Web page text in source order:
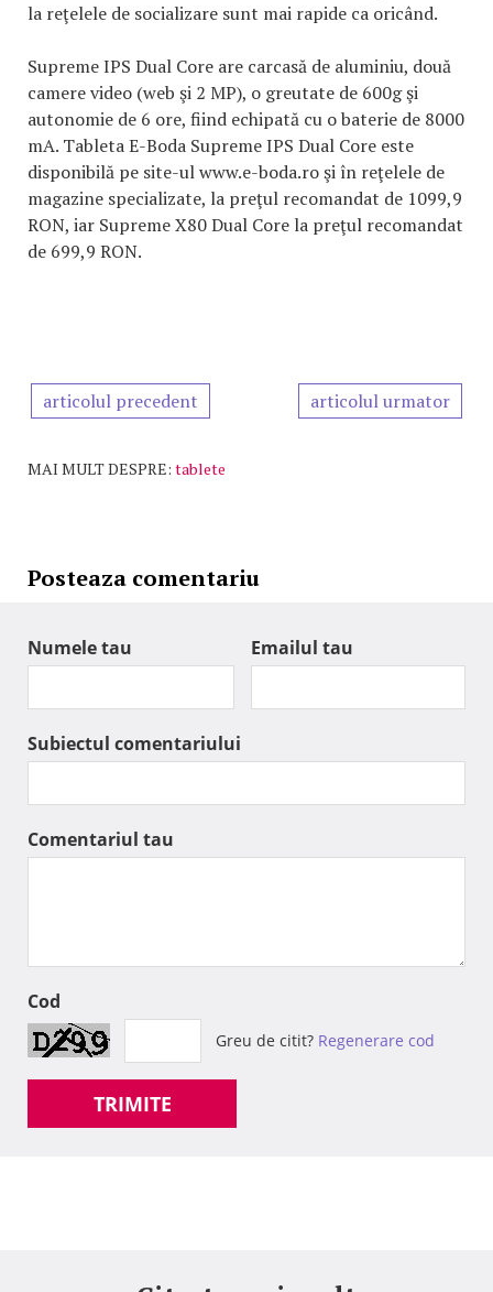
la reţelele de socializare sunt mai rapide ca oricând.
Supreme IPS Dual Core are carcasă de aluminiu, două
camere video (web şi 2 MP), o greutate de 600g şi
autonomie de 6 ore, fiind echipată cu o baterie de 8000
mA. Tableta E-Boda Supreme IPS Dual Core este
disponibilă pe site-ul www.e-boda.ro şi în reţelele de
magazine specializate, la preţul recomandat de 1099,9
RON, iar Supreme X80 Dual Core la preţul recomandat
de 699,9 RON.
articolul precedent articolul urmator
MAI MULT DESPRE: tablete
Posteaza comentariu
Numele tau Emailul tau
Subiectul comentariului
Comentariul tau
Cod
Greu de citit? Regenerare cod
TRIMITE